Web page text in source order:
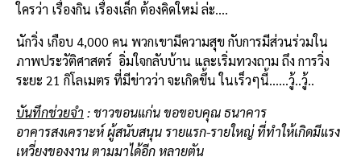
ใครว่า เรื่องกิน เรื่องเล็ก ต้องคิดใหม่ ล่ะ….
นักวิ่ง เกือบ 4,000 คน พวกเขามีความสุข กับการมีส่วนร่วมใน
ภาพประวัติศาสตร์ อิ่มใจกลับบ้าน และเริ่มทวงถาม ถึง การวิ่ง
ระยะ 21 กิโลเมตร ที่มีข่าวว่า จะเกิดขึ้น ในเร็วๆนี้……วู้..วู้..
บันทึกช่วยจำ: ชาวขอนแก่น ขอขอบคุณ ธนาคาร
อาคารสงเคราะห์ ผู้สนับสนุน รายแรก-รายใหญ่ ที่ทำให้เกิดมีแรง
เหวี่ยงของงาน ตามมาได้อีก หลายตัน